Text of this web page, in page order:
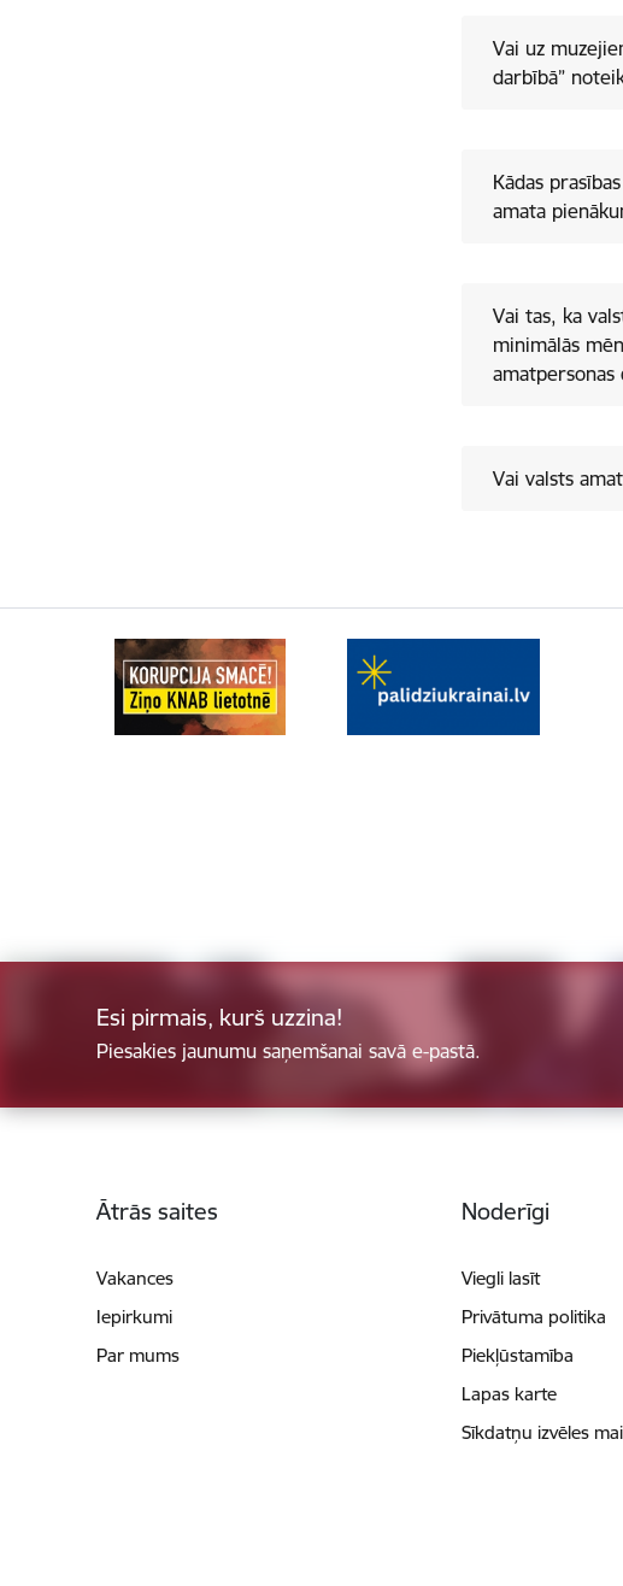
Vai uz
darbībā”
Kādas
amata
Vai tas, ka
minimālās
Vai valsts
Esi pirmais, kurš uzzina!
Piesakies jaunumu saņemšanai savā e-pastā.
Ātrās saites
Vakances
Iepirkumi
Par mums
Noderīgi
Viegli lasīt
Privātuma politika
Piekļūstamība
Lapas karte
Sīkdatņu izvēles